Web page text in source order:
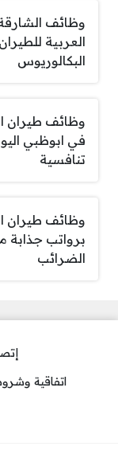
وظائف
العربية
البكالوريوس
وظائف طيران
في ابوظبي
تنافسية
وظائف طيران
برواتب جذابة
الضرائب
اتفاقية